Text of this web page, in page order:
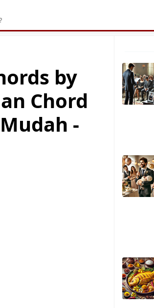
Batak
by
Chord
-